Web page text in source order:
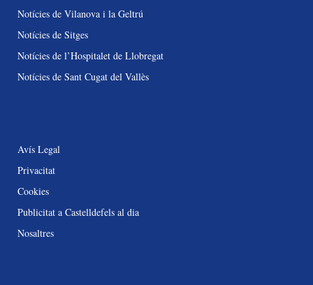
Notícies de Vilanova i la Geltrú
Notícies de Sitges
Notícies de l’Hospitalet de Llobregat
Notícies de Sant Cugat del Vallès
Avís Legal
Privacitat
Cookies
Publicitat a Castelldefels al dia
Nosaltres